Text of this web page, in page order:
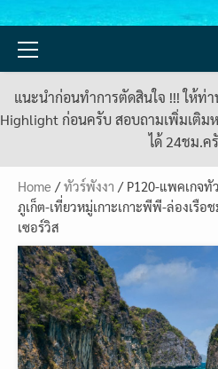
Primary
แนะนำก่อนทำการตัดสินใจ !!! ให้ท่
Highlight ก่อนครับ สอบถามเพิ่มเติม
ได้ 24ชม.ค
Home /ทัวร์พังงา / P120-แพคเกจทั
ภูเก็ต-เที่ยวหมู่เกาะเกาะพีพี-ล่องเรื
เซอร์วิส